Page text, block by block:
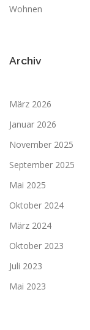
Wohnen
Archiv
März 2026
Januar 2026
November 2025
September 2025
Mai 2025
Oktober 2024
März 2024
Oktober 2023
Juli 2023
Mai 2023